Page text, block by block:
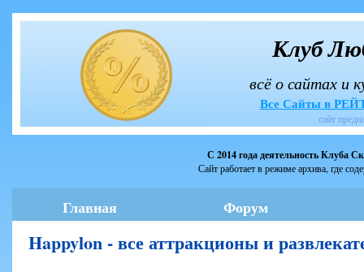
Клуб
всё о сайтах и
Все Сайты в
сайт
С 2014 года деятельность Клуба
Сайт работает в режиме архива, где
Главная Форум
Happylon - все аттракционы и